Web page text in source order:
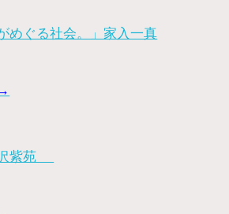
めぐる社会。」家入一真
沢紫苑